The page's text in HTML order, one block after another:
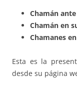
Chamán
Chamán en
Chamanes
Esta es la
desde su página